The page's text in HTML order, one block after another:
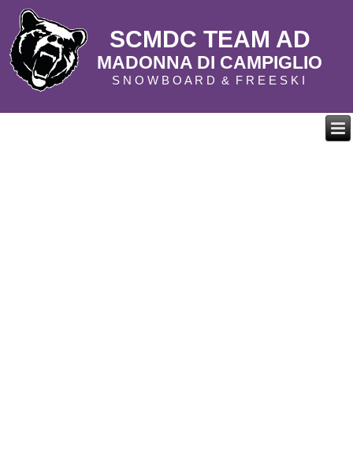
SCMDC TEAM AD
MADONNA DI CAMPIGLIO
S N O W B O A R D & F R E E S K I